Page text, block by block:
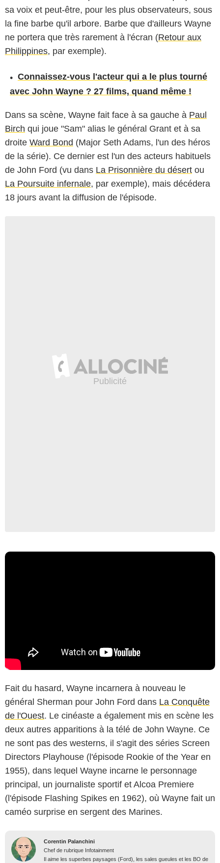
sa voix et peut-être, pour les plus observateurs, sous
la fine barbe qu'il arbore. Barbe que d'ailleurs Wayne
ne portera que très rarement à l'écran (Retour aux
Philippines, par exemple).
Connaissez-vous l'acteur qui a le plus tourné
avec John Wayne ? 27 films, quand même !
Dans sa scène, Wayne fait face à sa gauche à Paul
Birch qui joue "Sam" alias le général Grant et à sa
droite Ward Bond (Major Seth Adams, l'un des héros
de la série). Ce dernier est l'un des acteurs habituels
de John Ford (vu dans La Prisonnière du désert ou
La Poursuite infernale, par exemple), mais décédera
18 jours avant la diffusion de l'épisode.
Fait du hasard, Wayne incarnera à nouveau le
général Sherman pour John Ford dans La Conquête
de l'Ouest. Le cinéaste a également mis en scène les
deux autres apparitions à la télé de John Wayne. Ce
ne sont pas des westerns, il s'agit des séries Screen
Directors Playhouse (l'épisode Rookie of the Year en
1955), dans lequel Wayne incarne le personnage
principal, un journaliste sportif et Alcoa Premiere
(l'épisode Flashing Spikes en 1962), où Wayne fait un
caméo surprise en sergent des Marines.
Corentin Palanchini
Chef de rubrique Infotainment
Il aime les superbes paysages (Ford), les sales gueules et les BO de